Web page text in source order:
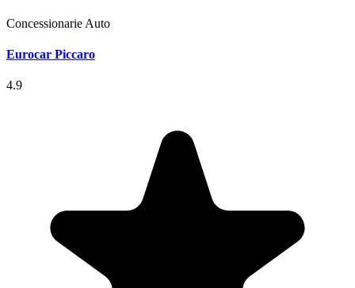
Concessionarie Auto
Eurocar Piccaro
4.9